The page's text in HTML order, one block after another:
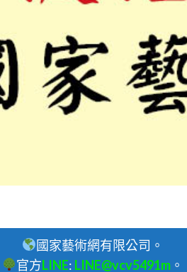
國家藝術網有限公司。
官方LINE: LINE@vcv5491m 。